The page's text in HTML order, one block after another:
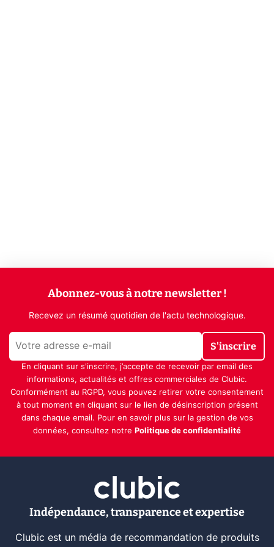
Abonnez-vous à notre newsletter !
Recevez un résumé quotidien de l'actu technologique.
S'inscrire
En cliquant sur s'inscrire, j’accepte de recevoir par email des
informations, actualités et offres commerciales de Clubic.
Conformément au RGPD, vous pouvez retirer votre consentement
à tout moment en cliquant sur le lien de désinscription présent
dans chaque email. Pour en savoir plus sur la gestion de vos
données, consultez notre Politique de confidentialité
Indépendance, transparence et expertise
Clubic est un média de recommandation de produits